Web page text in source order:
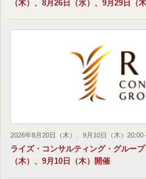
（木）、8月26日（水）、9月29日（
2026年8月20日（木）、9月10日（木）20:00
ライズ・コンサルティング・グルー
（木）、9月10日（木）開催